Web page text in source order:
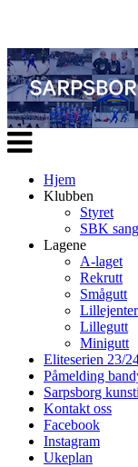
Veksle
navigasjon
Hjem
Klubben
Styret
SBK
Lagene
A-laget
Rekrutt
Smågutt
Lillejenter
Lillegutt
Minigutt
Eliteserien 23/
Påmelding
Sarpsborg
Kontakt oss
Facebook
Instagram
Ukeplan